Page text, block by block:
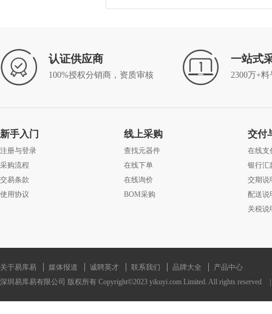
认证供应商
100%授权分销商，资质审核
一站式
2300万+
新手入门
注册与登录
采购流程
交易条款
使用协议
线上采购
查找元器件
在线下单
在线询价
BOM采购
交付
在线支
银行汇
交期说
配送说
关税说
关于易库易 媒体报道 诚聘英才 联系我们 品牌大全
产品中心
深圳易库易有限公司 版权所有 Copyright©2023 yikuyi.com Limited. All rights reserved